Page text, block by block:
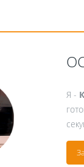
Я -